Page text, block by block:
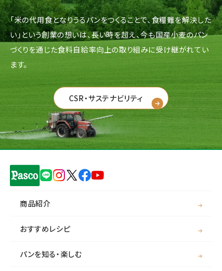
「米の代用食となりうるパンをつくることで、食糧難を解決した
い」という創業の想いは、長い時を超え、今も国産小麦のパン
づくりを通じた食料自給率向上の取り組みに受け継がれてい
ます。
CSR・サステナビリティ
商品紹介
おすすめレシピ
パンを知る・楽しむ